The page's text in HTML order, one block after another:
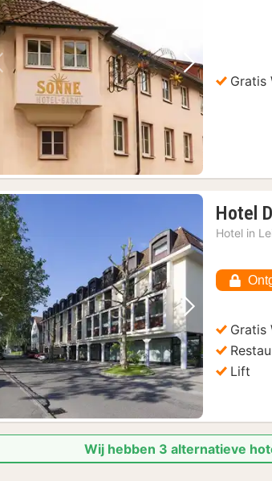
Vorige foto Volgende
Gratis
Vorige foto Volgende
Hotel
Hotel in
Gratis
Lift
Wij hebben 3 alternatieve